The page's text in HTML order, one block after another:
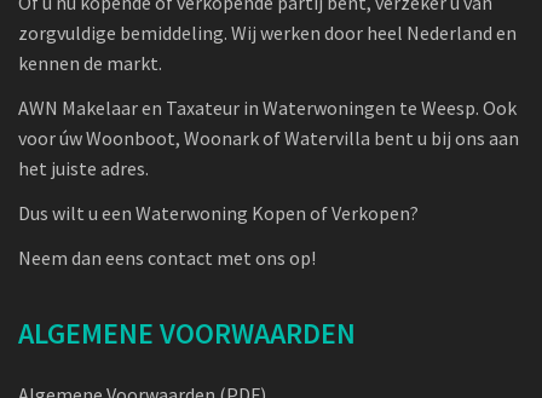
zorgvuldige bemiddeling. Wij werken door heel Nederland en
kennen de markt.
AWN Makelaar en Taxateur in Waterwoningen te Weesp. Ook
voor úw Woonboot, Woonark of Watervilla bent u bij ons aan
het juiste adres.
Dus wilt u een Waterwoning Kopen of Verkopen?
Neem dan eens contact met ons op!
ALGEMENE VOORWAARDEN